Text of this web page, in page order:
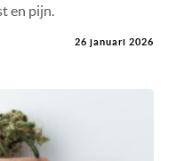
en pijn.
26 januari 2026